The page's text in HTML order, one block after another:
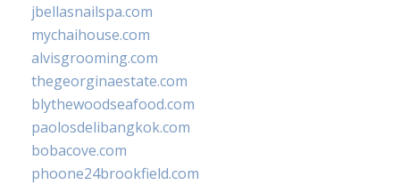
jbellasnailspa.com
mychaihouse.com
alvisgrooming.com
thegeorginaestate.com
blythewoodseafood.com
paolosdelibangkok.com
bobacove.com
phoone24brookfield.com